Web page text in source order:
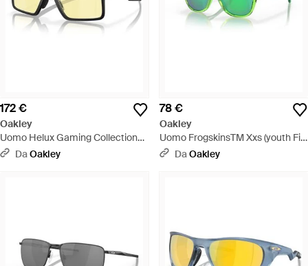
172 €
Oakley
Uomo Helux Gaming Collection
Occhiali Da Sole - Nero
DaOakley
78 €
Oakley
Uomo FrogskinsTM Xxs (youth Fit)
Occhiali Da Sole - Verde
DaOakley